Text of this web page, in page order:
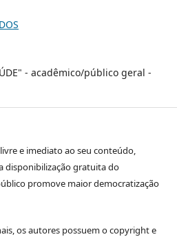
- acadêmico/público geral -
e imediato ao seu conteúdo,
disponibilização gratuita do
promove maior democratização
os autores possuem o copyright e